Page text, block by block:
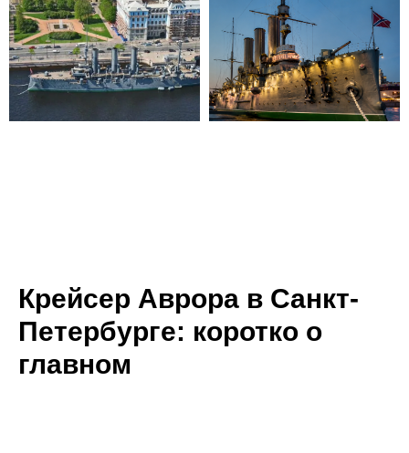
Крейсер Аврора в Санкт-
Петербурге: коротко о
главном